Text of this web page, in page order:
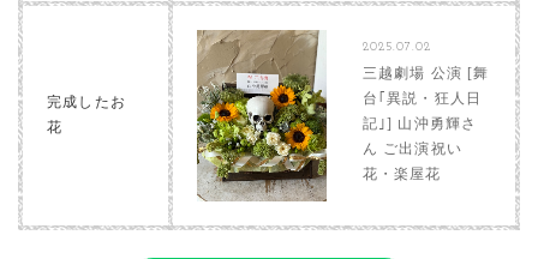
完成したお
花
2025.07.02
三越劇場 公演 [舞
台｢異説・狂人日
記｣] 山沖勇輝さ
ん ご出演祝い
花・楽屋花